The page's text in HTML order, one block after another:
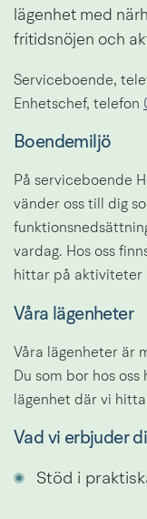
lägenhet med
fritidsnöjen och
Serviceboende,
Enhetschef, telefon
Boendemiljö
På serviceboende
vänder oss till dig
vardag. Hos oss
hittar på aktiviteter
Våra lägenheter
Våra lägenheter är
Du som bor hos
lägenhet där vi
Vad vi erbjuder
Stöd i